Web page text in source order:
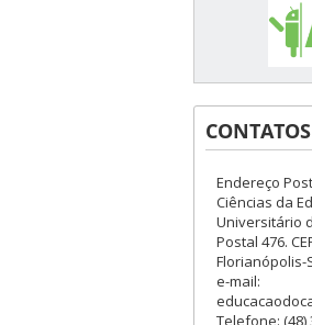
CONTATOS
Endereço
Ciências da
Universitário
Postal 476.
Florianópolis-
e-mail:
Telefone: (48)